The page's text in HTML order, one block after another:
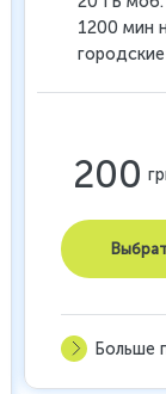
1200 мин
200
Больше